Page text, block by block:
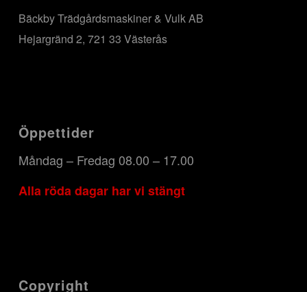
Bäckby Trädgårdsmaskiner & Vulk AB
Hejargränd 2, 721 33 Västerås
Öppettider
Måndag – Fredag 08.00 – 17.00
Alla röda dagar har vi stängt
Copyright